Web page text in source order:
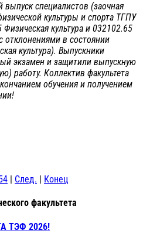
выпуск специалистов (заочная
культуры и спорта ТГПУ
культура и 032102.65
отклонениями в состоянии
культура). Выпускники
экзамен и защитили выпускную
работу. Коллектив факультета
обучения и получением
| След. | Конец
факультета
ТЭФ 2026!